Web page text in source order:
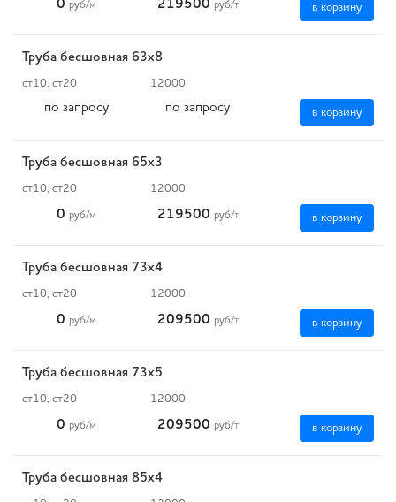
0 руб/м 219500 руб/т в корзину
Труба бесшовная 63х8
ст10, ст20 12000
по запросу по запросу в корзину
Труба бесшовная 65х3
ст10, ст20 12000
0 руб/м 219500 руб/т в корзину
Труба бесшовная 73х4
ст10, ст20 12000
0 руб/м 209500 руб/т в корзину
Труба бесшовная 73х5
ст10, ст20 12000
0 руб/м 209500 руб/т в корзину
Труба бесшовная 85х4